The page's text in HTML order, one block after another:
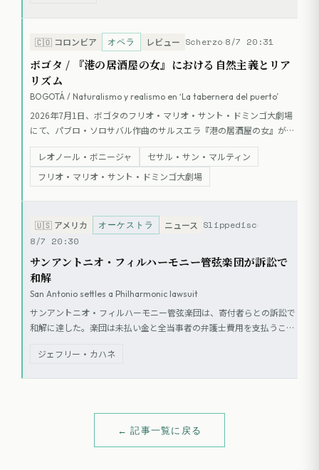
🇨🇴 コロンビア オペラ レビュー Scherzo 8/7 20:31
ボゴタ / 『港の居酒屋の女』における自然主義とリア
リズム
BOGOTÁ / Naturalismo y realismo en ‘La tabernera del puerto’
2026年7月1日、ボゴタのフリオ・マリオ・サント・ドミンゴ大劇場
にて、パブロ・ソロサバル作曲のサルスエラ『港の居酒屋の女』が上
演された。マドリードのサルスエラ劇場による制作で、ミケル・オル
テガ指揮、ボゴタ・フィルハーモニー青少年管弦楽団および同合唱団
が出演。マリオ・ガスが演出を手掛け、レオノール・ボニージャ、ア
舞台として高く評価された。
レオノール・ボニージャ
セサル・サン・マルティン
フリオ・マリオ・サント・ドミンゴ大劇場
🇺🇸 アメリカ オーケストラ ニュース
Slippedisc
8/7 20:30
サンアントニオ・フィルハーモニー管弦楽団が訴訟で
和解
San Antonio settles a Philharmonic lawsuit
サンアントニオ・フィルハーモニー管弦楽団は、寄付者らとの訴訟で
和解に達した。楽団は未払い金と全当事者の弁護士費用を支払うこと
している。一方、楽団側は長期的な訴訟費用を抑え、音楽活動に資金
ジェフリー・カハネ
← 記事一覧に戻る